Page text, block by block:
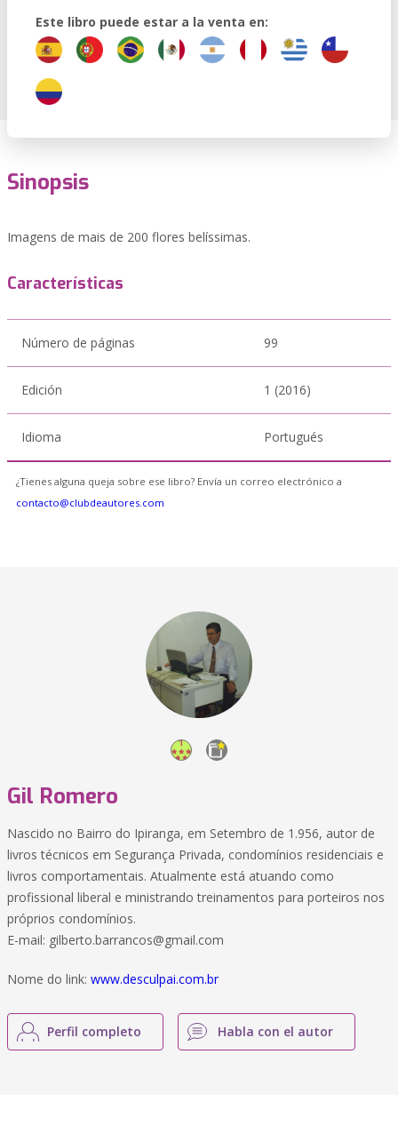
Este libro puede estar a la venta en:
Sinopsis
Imagens de mais de 200 flores belíssimas.
Características
Número de páginas 99
Edición 1 (2016)
Idioma Portugués
¿Tienes alguna queja sobre ese libro? Envía un correo electrónico a
contacto@clubdeautores.com
Gil Romero
Nascido no Bairro do Ipiranga, em Setembro de 1.956, autor de
livros técnicos em Segurança Privada, condomínios residenciais e
livros comportamentais. Atualmente está atuando como
profissional liberal e ministrando treinamentos para porteiros nos
próprios condomínios.
E-mail: gilberto.barrancos@gmail.com
Nome do link: www.desculpai.com.br
Perfil completo Habla con el autor